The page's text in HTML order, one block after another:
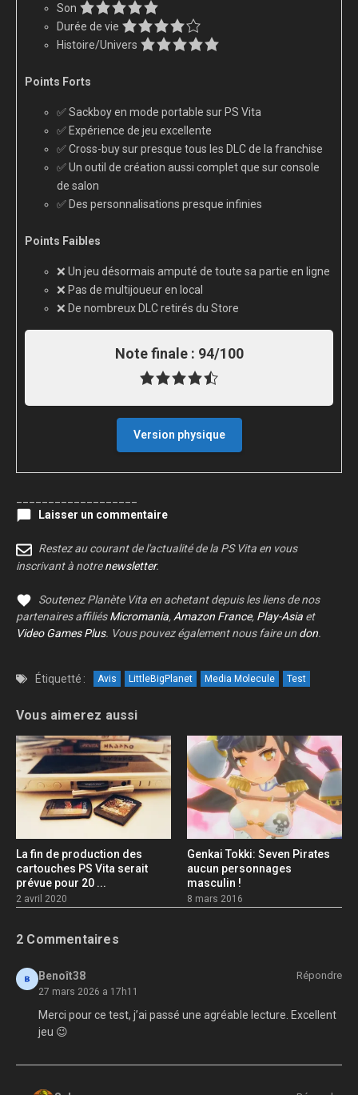
Son
Durée de vie
Histoire/Univers
Points Forts
✅ Sackboy en mode portable sur PS Vita
✅ Expérience de jeu excellente
✅ Cross-buy sur presque tous les DLC de la franchise
✅ Un outil de création aussi complet que sur console
de salon
✅ Des personnalisations presque infinies
Points Faibles
❌ Un jeu désormais amputé de toute sa partie en ligne
❌ Pas de multijoueur en local
❌ De nombreux DLC retirés du Store
Note finale : 94/100
Version physique
Laisser un commentaire
Restez au courant de l'actualité de la PS Vita en vous
inscrivant à notrenewsletter.
Soutenez Planète Vita en achetant depuis les liens de nos
partenaires affiliésMicromania, Amazon France, Play-Asia et
Video Games Plus. Vous pouvez également nous faire un don.
Étiquetté : Avis LittleBigPlanet Media Molecule Test
Vous aimerez aussi
La fin de production des
cartouches PS Vita serait
prévue pour 20 ...
2 avril 2020
Genkai Tokki: Seven Pirates
aucun personnages
masculin !
8 mars 2016
2 Commentaires
Benoît38
27 mars 2026 a 17h11
Répondre
Merci pour ce test, j’ai passé une agréable lecture. Excellent
jeu 😉